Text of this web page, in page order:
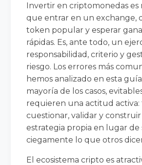
Invertir en criptomonedas es
que entrar en un exchange,
token popular y esperar
rápidas. Es, ante todo, un
responsabilidad, criterio y
riesgo. Los errores más
hemos analizado en esta
mayoría de los casos,
requieren una actitud activa:
cuestionar, validar y
estrategia propia en lugar de
ciegamente lo que otros
El ecosistema cripto es